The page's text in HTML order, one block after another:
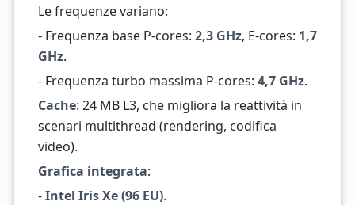
Le frequenze variano:
- Frequenza base P-cores: 2,3 GHz, E-cores: 1,7
GHz.
- Frequenza turbo massima P-cores: 4,7 GHz.
Cache: 24 MB L3, che migliora la reattività in
scenari multithread (rendering, codifica
video).
Grafica integrata:
-Intel Iris Xe (96 EU).